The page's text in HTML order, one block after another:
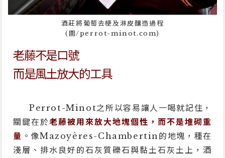
酒莊將葡萄去梗及淋皮釀造過程
(圖/perrot-minot.com)
老藤不是口號
而是風土放大的工具
Perrot-Minot之所以容易讓人一喝就記住，
關鍵在於老藤被用來放大地塊個性，而不是堆砌重
量 。像Mazoyères-Chambertin的地塊，種在
淺層、排水良好的石灰質礫石與黏土石灰土上，酒